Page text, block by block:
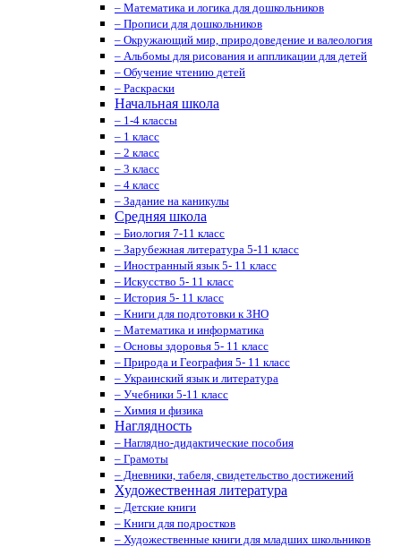
– Математика и логика для дошкольников
– Прописи для дошкольников
– Окружающий мир, природоведение и валеология
– Альбомы для рисования и аппликации для детей
– Обучение чтению детей
– Раскраски
Начальная школа
– 1-4 классы
– 1 класс
– 2 класс
– 3 класс
– 4 класс
– Задание на каникулы
Средняя школа
– Биология 7-11 класс
– Зарубежная литература 5-11 класс
– Иностранный язык 5- 11 класс
– Искусство 5- 11 класс
– История 5- 11 класс
– Книги для подготовки к ЗНО
– Математика и информатика
– Основы здоровья 5- 11 класс
– Природа и География 5- 11 класс
– Украинский язык и литература
– Учебники 5-11 класс
– Химия и физика
Наглядность
– Наглядно-дидактические пособия
– Грамоты
– Дневники, табеля, свидетельство достижений
Художественная литература
– Детские книги
– Книги для подростков
– Художественные книги для младших школьников